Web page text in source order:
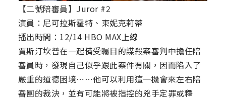
【二號陪審員】Juror #2
演員：尼可拉斯霍特、東妮克莉蒂
播出時間：12/14 HBO MAX上線
賈斯汀坎普在一起備受矚目的謀殺案審判中擔任陪
審員時，發現自己似乎跟此案件有關，因而陷入了
嚴重的道德困境⋯⋯他可以利用這一機會來左右陪
審團的裁決，並有可能將被指控的兇手定罪或釋